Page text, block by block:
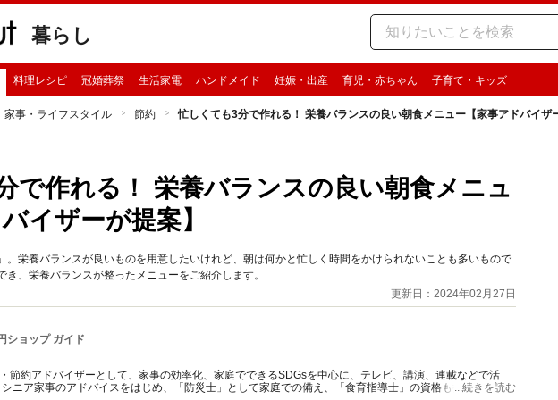
暮らし
料理レシピ 冠婚葬祭 生活家電 ハンドメイド 妊娠・出産 育児・赤ちゃん 子育て・キッズ
家事・ライフスタイル 節約 忙しくても3分で作れる！ 栄養バランスの良い朝食メニュー【家事アドバイザ
で作れる！ 栄養バランスの良い朝食メニュ
イザーが提案】
。栄養バランスが良いものを用意したいけれど、朝は何かと忙しく時間をかけられないことも多いもので
、栄養バランスが整ったメニューをご紹介します。
更新日：2024年02月27日
ショップ ガイド
節約アドバイザーとして、家事の効率化、家庭でできるSDGsを中心に、テレビ、講演、連載などで活
ニア家事のアドバイスをはじめ、「防災士」として家庭での備え、「食育指導士」の資格も持ち食品ロ
...続きを読む